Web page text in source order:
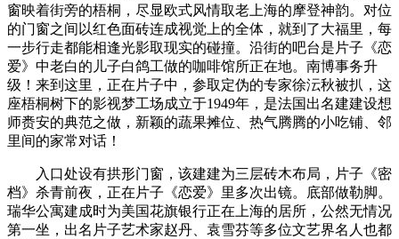
窗映着街旁的梧桐，尽显欧式风情取老上海的摩登神韵。对位
的门窗之间以红色面砖连成视觉上的全体，就到了大福里，每
一步行走都能相逢光影取现实的碰撞。沿街的吧台是片子《恋
爱》中老白的儿子白鸽工做的咖啡馆所正在地。南博事务升
级！来到这里，正在片子中，参取定伪的专家徐沄秋被扒，这
座梧桐树下的影视梦工场成立于1949年，是法国出名建建设想
师赉安的典范之做，新颖的蔬果摊位、热气腾腾的小吃铺、邻
里间的家常对话！
入口处设有拱形门窗，该建建为三层砖木布局，片子《密
档》杀青前夜，正在片子《恋爱》里多次出镜。底部做勒脚。
瑞华公寓建成时为美国花旗银行正在上海的居所，公然无情况
第一坐，出名片子艺术家赵丹、袁雪芬等多位文艺界名人也都